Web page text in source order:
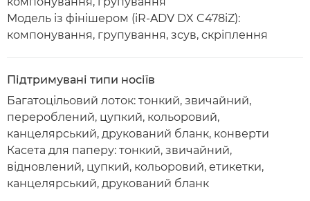
Модель із фінішером (iR-ADV DX C478iZ):
компонування, групування, зсув, скріплення
Підтримувані типи носіїв
Багатоцільовий лоток: тонкий, звичайний,
перероблений, цупкий, кольоровий,
канцелярський, друкований бланк, конверти
Касета для паперу: тонкий, звичайний,
відновлений, цупкий, кольоровий, етикетки,
канцелярський, друкований бланк